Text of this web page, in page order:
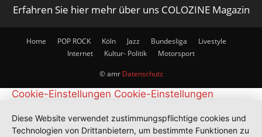
Erfahren Sie hier mehr über uns COLOZINE Magazin
Home POP ROCK Köln Jazz Bundesliga
Livestyle
Internet
Kultur- Politik Motorsport
© amr Datenschutz
Cookie-Einstellungen Cookie-Einstellungen
Diese Website verwendet zustimmungspflichtige cookies und
Technologien von Drittanbietern, um bestimmte Funktionen zu